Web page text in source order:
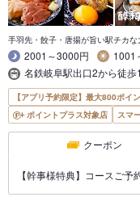
手羽先・餃子・唐揚が旨い駅チカな
2001～3000円
1001
名鉄岐阜駅出口2から徒
【アプリ予約限定】最大800ポイ
ポイントプラス対象店
スマ
クーポン
【幹事様特典】コースご予